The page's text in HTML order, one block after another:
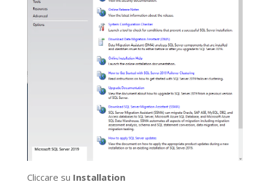
Cliccare su Installation